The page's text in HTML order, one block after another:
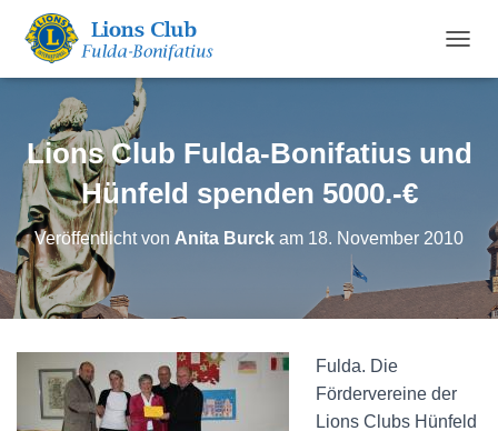
A
G
A
N
M
T
Lions Club Fulda-Bonifatius und
Hünfeld spenden 5000.-€
Veröffentlicht von Anita Burck am 18. November 2010
Fulda. Die
Fördervereine der
Lions Clubs Hünfeld